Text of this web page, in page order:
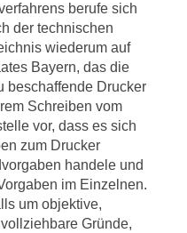
berufe sich
der technischen
wiederum auf
Bayern, das die
beschaffende Drucker
Schreiben vom
vor, dass es sich
zum Drucker
handele und
im Einzelnen.
um objektive,
Gründe,